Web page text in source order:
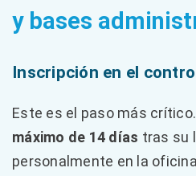
y bases
Inscripción en el
Este es el paso más
máximo de 14 días tras su
personalmente en la